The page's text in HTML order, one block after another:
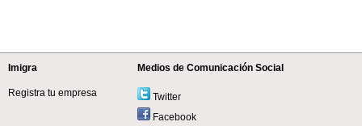
Imigra
Registra tu empresa
Medios de Comunicación Social
Twitter
Facebook